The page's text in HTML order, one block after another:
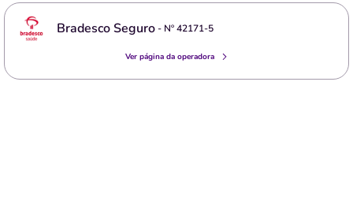
Bradesco Seguro- Nº42171-5
Ver página da operadora